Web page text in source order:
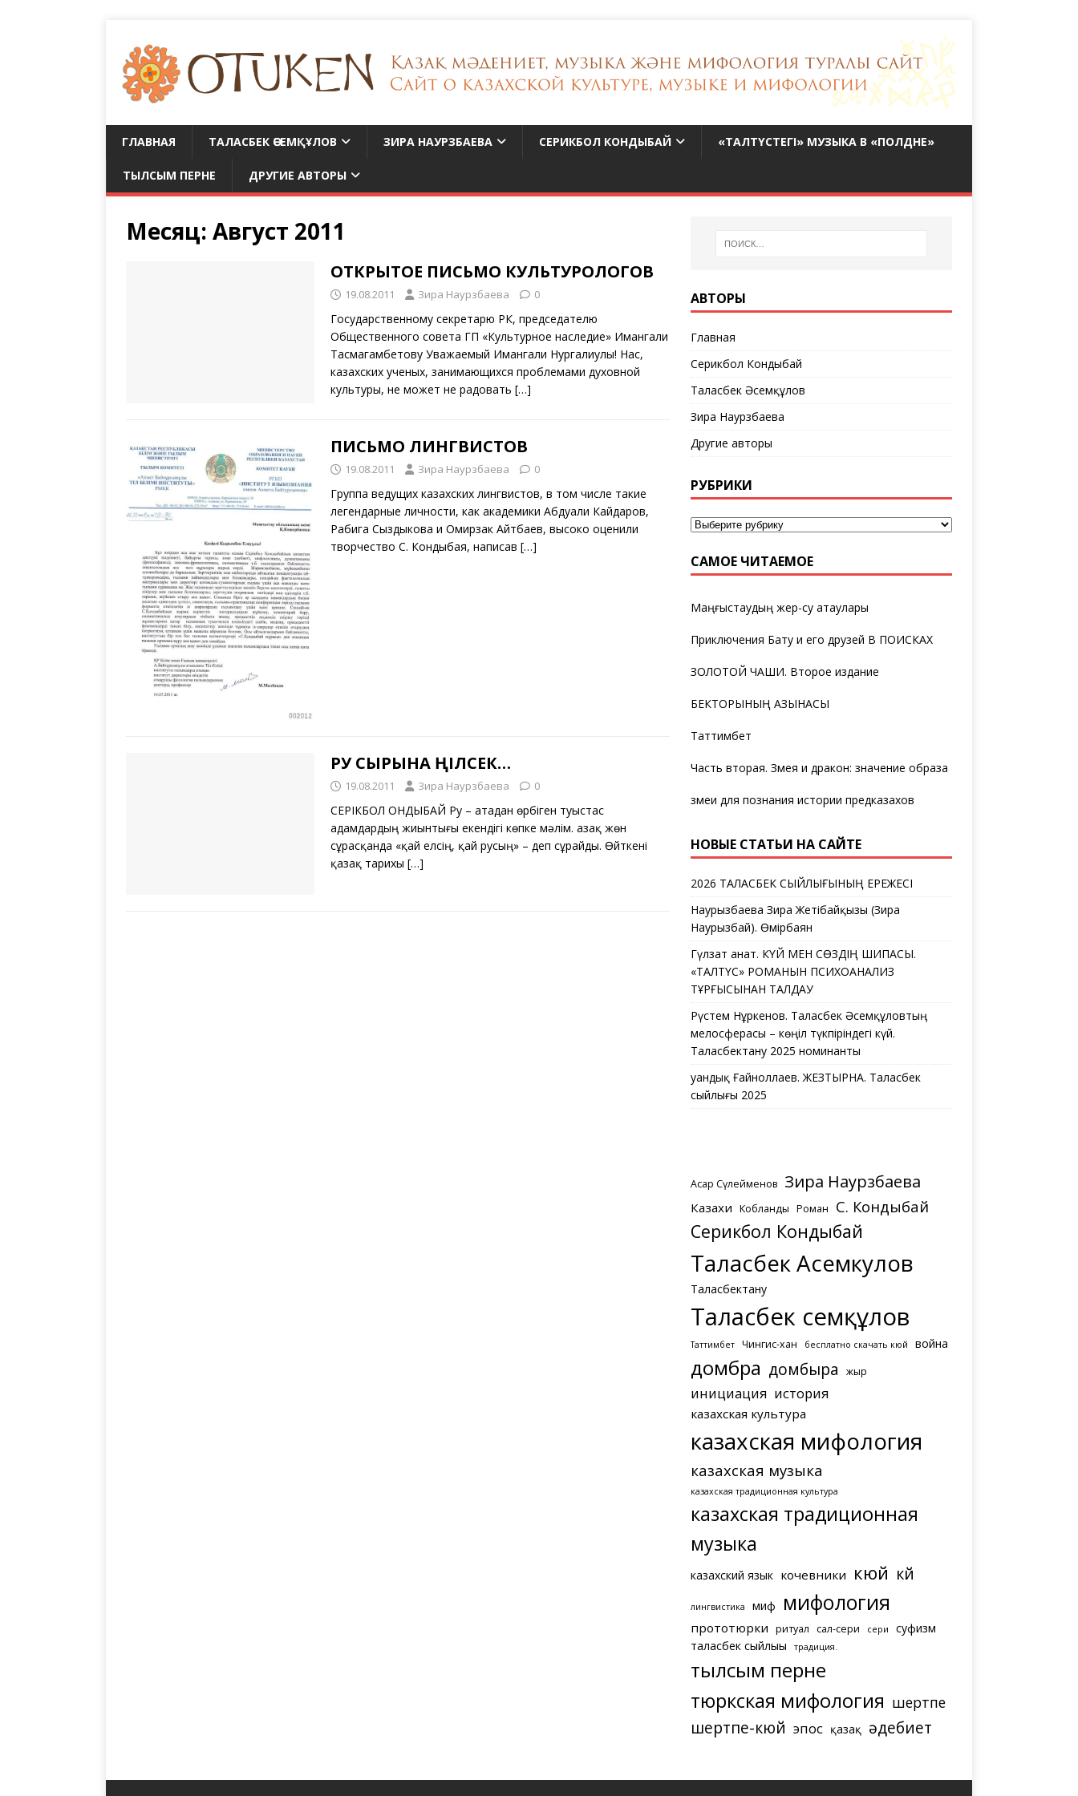
ГЛАВНАЯ ТАЛАСБЕК ӘСЕМҚҰЛОВ ЗИРА НАУРЗБАЕВА СЕРИКБОЛ КОНДЫБАЙ «ТАЛТҮСТЕГІ» МУЗЫКА В «ПОЛДНЕ»
ТЫЛСЫМ ПЕРНЕ ДРУГИЕ АВТОРЫ
Месяц: Август 2011
ОТКРЫТОЕ ПИСЬМО КУЛЬТУРОЛОГОВ
19.08.2011 Зира Наурзбаева 0
Государственному секретарю РК, председателю
Общественного совета ГП «Культурное наследие» Имангали
Тасмагамбетову Уважаемый Имангали Нургалиулы! Нас,
казахских ученых, занимающихся проблемами духовной
культуры, не может не радовать […]
ПИСЬМО ЛИНГВИСТОВ
19.08.2011 Зира Наурзбаева 0
Группа ведущих казахских лингвистов, в том числе такие
легендарные личности, как академики Абдуали Кайдаров,
Рабига Сыздыкова и Омирзак Айтбаев, высоко оценили
творчество С. Кондыбая, написав […]
РУ СЫРЫНА ҮҢІЛСЕК…
19.08.2011 Зира Наурзбаева 0
СЕРІКБОЛ ҚОНДЫБАЙ Ру – атадан өрбіген туыстас
адамдардың жиынтығы екендігі көпке мәлім. Қазақ жөн
сұрасқанда «қай елсің, қай русың» – деп сұрайды. Өйткені
қазақ тарихы […]
АВТОРЫ
Главная
Серикбол Кондыбай
Таласбек Әсемқұлов
Зира Наурзбаева
Другие авторы
РУБРИКИ
САМОЕ ЧИТАЕМОЕ
Маңғыстаудың жер-су атаулары
Приключения Бату и его друзей В ПОИСКАХ
ЗОЛОТОЙ ЧАШИ. Второе издание
БЕКТОРЫНЫҢ ҚАЗЫНАСЫ
Таттимбет
Часть вторая. Змея и дракон: значение образа
змеи для познания истории предказахов
НОВЫЕ СТАТЬИ НА САЙТЕ
2026 ТАЛАСБЕК СЫЙЛЫҒЫНЫҢ ЕРЕЖЕСІ
Наурызбаева Зира Жетібайқызы (Зира
Наурызбай). Өмірбаян
Гүлзат Қанат. КҮЙ МЕН СӨЗДІҢ ШИПАСЫ.
«ТАЛТҮС» РОМАНЫН ПСИХОАНАЛИЗ
ТҰРҒЫСЫНАН ТАЛДАУ
Рүстем Нұркенов. Таласбек Әсемқұловтың
мелосферасы – көңіл түкпіріндегі күй.
Таласбектану 2025 номинанты
Қуандық Ғайноллаев. ЖЕЗТЫРНАҚ. Таласбек
сыйлығы 2025
Асқар Сүлейменов Зира Наурзбаева
Казахи Кобланды Роман С. Кондыбай
Серикбол Кондыбай
Таласбек Асемкулов
Таласбектану
Таласбек Әсемқұлов
Таттимбет Чингис-хан бесплатно скачать кюй война
домбра домбыра жыр
инициация история
казахская культура
казахская мифология
казахская музыка
казахская традиционная культура
казахская традиционная
музыка
казахский язык кочевники кюй күй
лингвистика миф мифология
прототюрки ритуал сал-сери сери
суфизм
таласбек сыйлығы
традиция.
тылсым перне
тюркская мифология шертпе
шертпе-кюй эпос қазақ әдебиет